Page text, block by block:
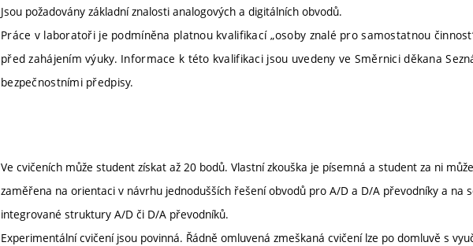
Jsou požadovány základní znalosti analogových a digitálních obvodů.
Práce v laboratoři je podmíněna platnou kvalifikací „osoby znalé pro samostatnou
před zahájením výuky. Informace k této kvalifikaci jsou uvedeny ve Směrnici děkana
bezpečnostními předpisy.
Ve cvičeních může student získat až 20 bodů. Vlastní zkouška je písemná a student za ni
zaměřena na orientaci v návrhu jednodušších řešení obvodů pro A/D a D/A převodníky a na
integrované struktury A/D či D/A převodníků.
Experimentální cvičení jsou povinná. Řádně omluvená zmeškaná cvičení lze po domluvě s